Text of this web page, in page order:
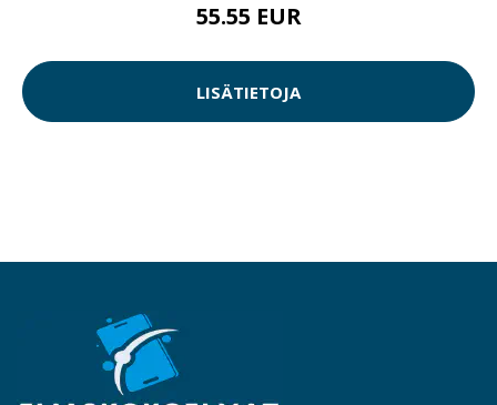
55.55 EUR
LISÄTIETOJA